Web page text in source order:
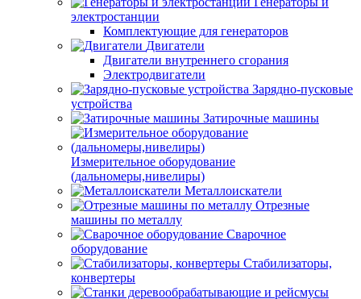
электростанции
Комплектующие для генераторов
Двигатели
Двигатели внутреннего сгорания
Электродвигатели
Зарядно-пусковые
устройства
Затирочные машины
Измерительное оборудование
(дальномеры,нивелиры)
Металлоискатели
Отрезные
машины по металлу
Сварочное
оборудование
Стабилизаторы,
конвертеры